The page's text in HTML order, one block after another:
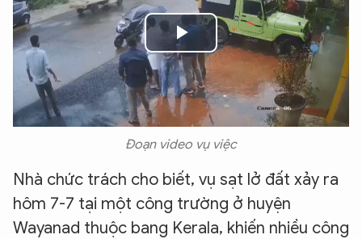
Play
Video
Đoạn video vụ việc
Nhà chức trách cho biết, vụ sạt lở đất xảy ra
hôm 7-7 tại một công trường ở huyện
Wayanad thuộc bang Kerala, khiến nhiều công